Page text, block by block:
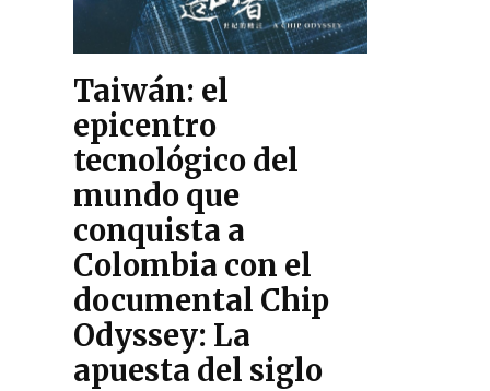
Taiwán: el
epicentro
tecnológico del
mundo que
conquista a
Colombia con el
documental Chip
Odyssey: La
apuesta del siglo